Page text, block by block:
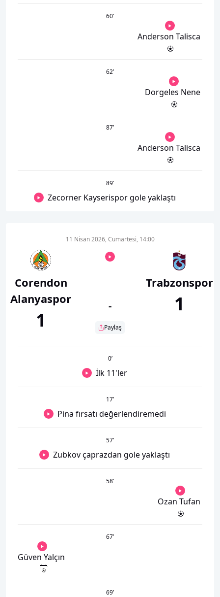
60’
Anderson Talisca
62’
Dorgeles Nene
87’
Anderson Talisca
89’
Zecorner Kayserispor gole yaklaştı
Corendon
Alanyaspor
1
11 Nisan 2026, Cumartesi, 14:00
-
Paylaş
Trabzonspor
1
0’
İlk 11'ler
17’
Pina fırsatı değerlendiremedi
57’
Zubkov çaprazdan gole yaklaştı
58’
Ozan Tufan
67’
Güven Yalçın
69’